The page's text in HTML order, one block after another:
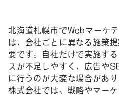
北海道札幌市でWebマーケ
は、会社ごとに異なる施策
要です。自社だけで実施す
スが不足しやすく、広告や
に行うのが大変な場合があ
株式会社では、戦略やマー